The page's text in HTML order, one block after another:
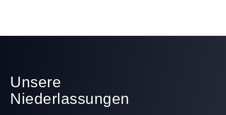
Unsere
Niederlassungen